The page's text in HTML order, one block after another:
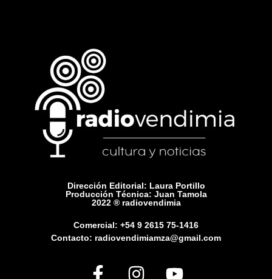
Dirección Editorial: Laura Portillo
Producción Técnica: Juan Tamola
2022 ® radiovendimia
Comercial: +54 9 2615 75-1416
Contacto: radiovendimiamza@gmail.com